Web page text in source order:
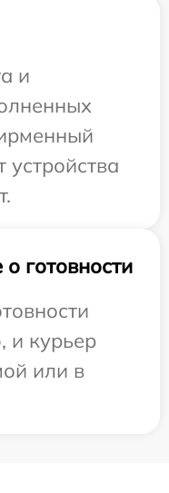
и
готовности
и курьер
или в